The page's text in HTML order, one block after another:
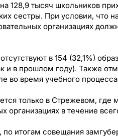
128,9 тысяч школьников
сестры. При условии, что
организациях
в 154 (32,1%)
и в прошлом году). Также
во время учебного
только в Стрежевом, где
организациях в течение
, по итогам совещания